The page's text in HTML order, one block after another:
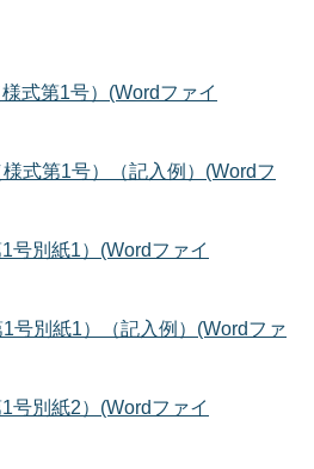
式第1号）(Wordファイ
式第1号）（記入例）(Wordフ
号別紙1）(Wordファイ
号別紙1）（記入例）(Wordファ
号別紙2）(Wordファイ